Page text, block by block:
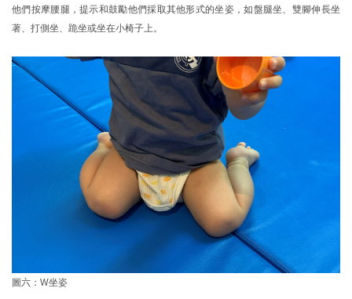
他們按摩腰腿，提示和鼓勵他們採取其他形式的坐姿，如盤腿坐、雙腳伸長坐
著、打側坐、跪坐或坐在小椅子上。
圖六：W坐姿